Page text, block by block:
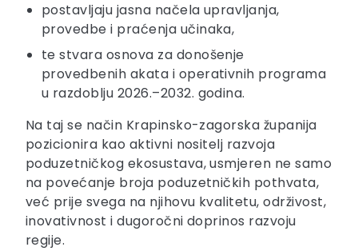
postavljaju jasna načela upravljanja,
provedbe i praćenja učinaka,
te stvara osnova za donošenje
provedbenih akata i operativnih programa
u razdoblju 2026.–2032. godina.
Na taj se način Krapinsko-zagorska županija
pozicionira kao aktivni nositelj razvoja
poduzetničkog ekosustava, usmjeren ne samo
na povećanje broja poduzetničkih pothvata,
već prije svega na njihovu kvalitetu, održivost,
inovativnost i dugoročni doprinos razvoju
regije.